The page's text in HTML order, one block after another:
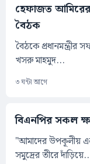
হেফাজত আমিরের
বৈঠক
​বৈঠকে প্রধানমন্ত্রীর
খসরু মাহমুদ...
৩ ঘন্টা আগে
বিএনপির সকল
"আমাদের উপকূলীয়
সমুদ্রের তীরে